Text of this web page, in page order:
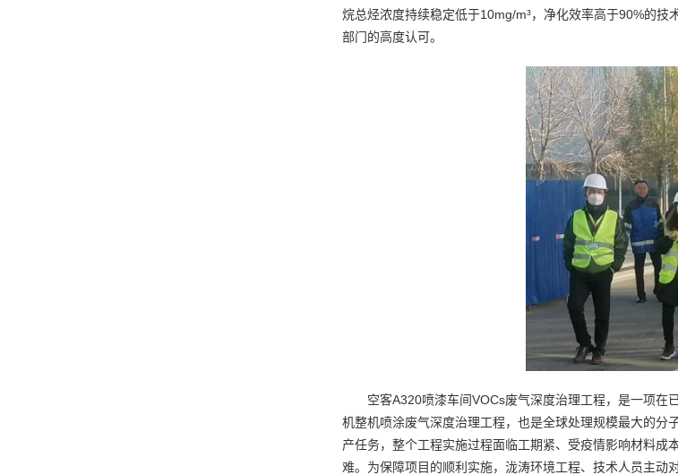
烷总烃浓度持续稳定低于10mg/m³，净化效率高于90%的
部门的高度认可。
空客A320喷漆车间VOCs废气深度治理工程，是一项
机整机喷涂废气深度治理工程，也是全球处理规模最大的分
产任务，整个工程实施过程面临工期紧、受疫情影响材料成
难。为保障项目的顺利实施，泷涛环境工程、技术人员主动